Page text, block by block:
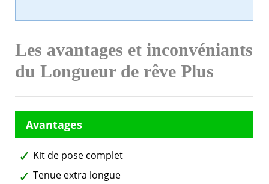
Les avantages et inconvéniants
du Longueur de rêve Plus
Kit de pose complet
Tenue extra longue